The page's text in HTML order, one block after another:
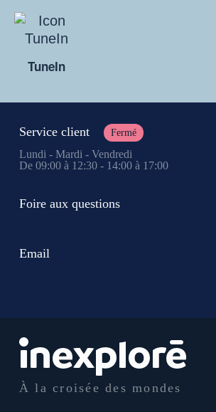
TuneIn
À la croisée des mondes
Service client Fermé
Lundi - Mardi - Vendredi
De 09:00 à 12:30 - 14:00 à 17:00
Foire aux questions
Email